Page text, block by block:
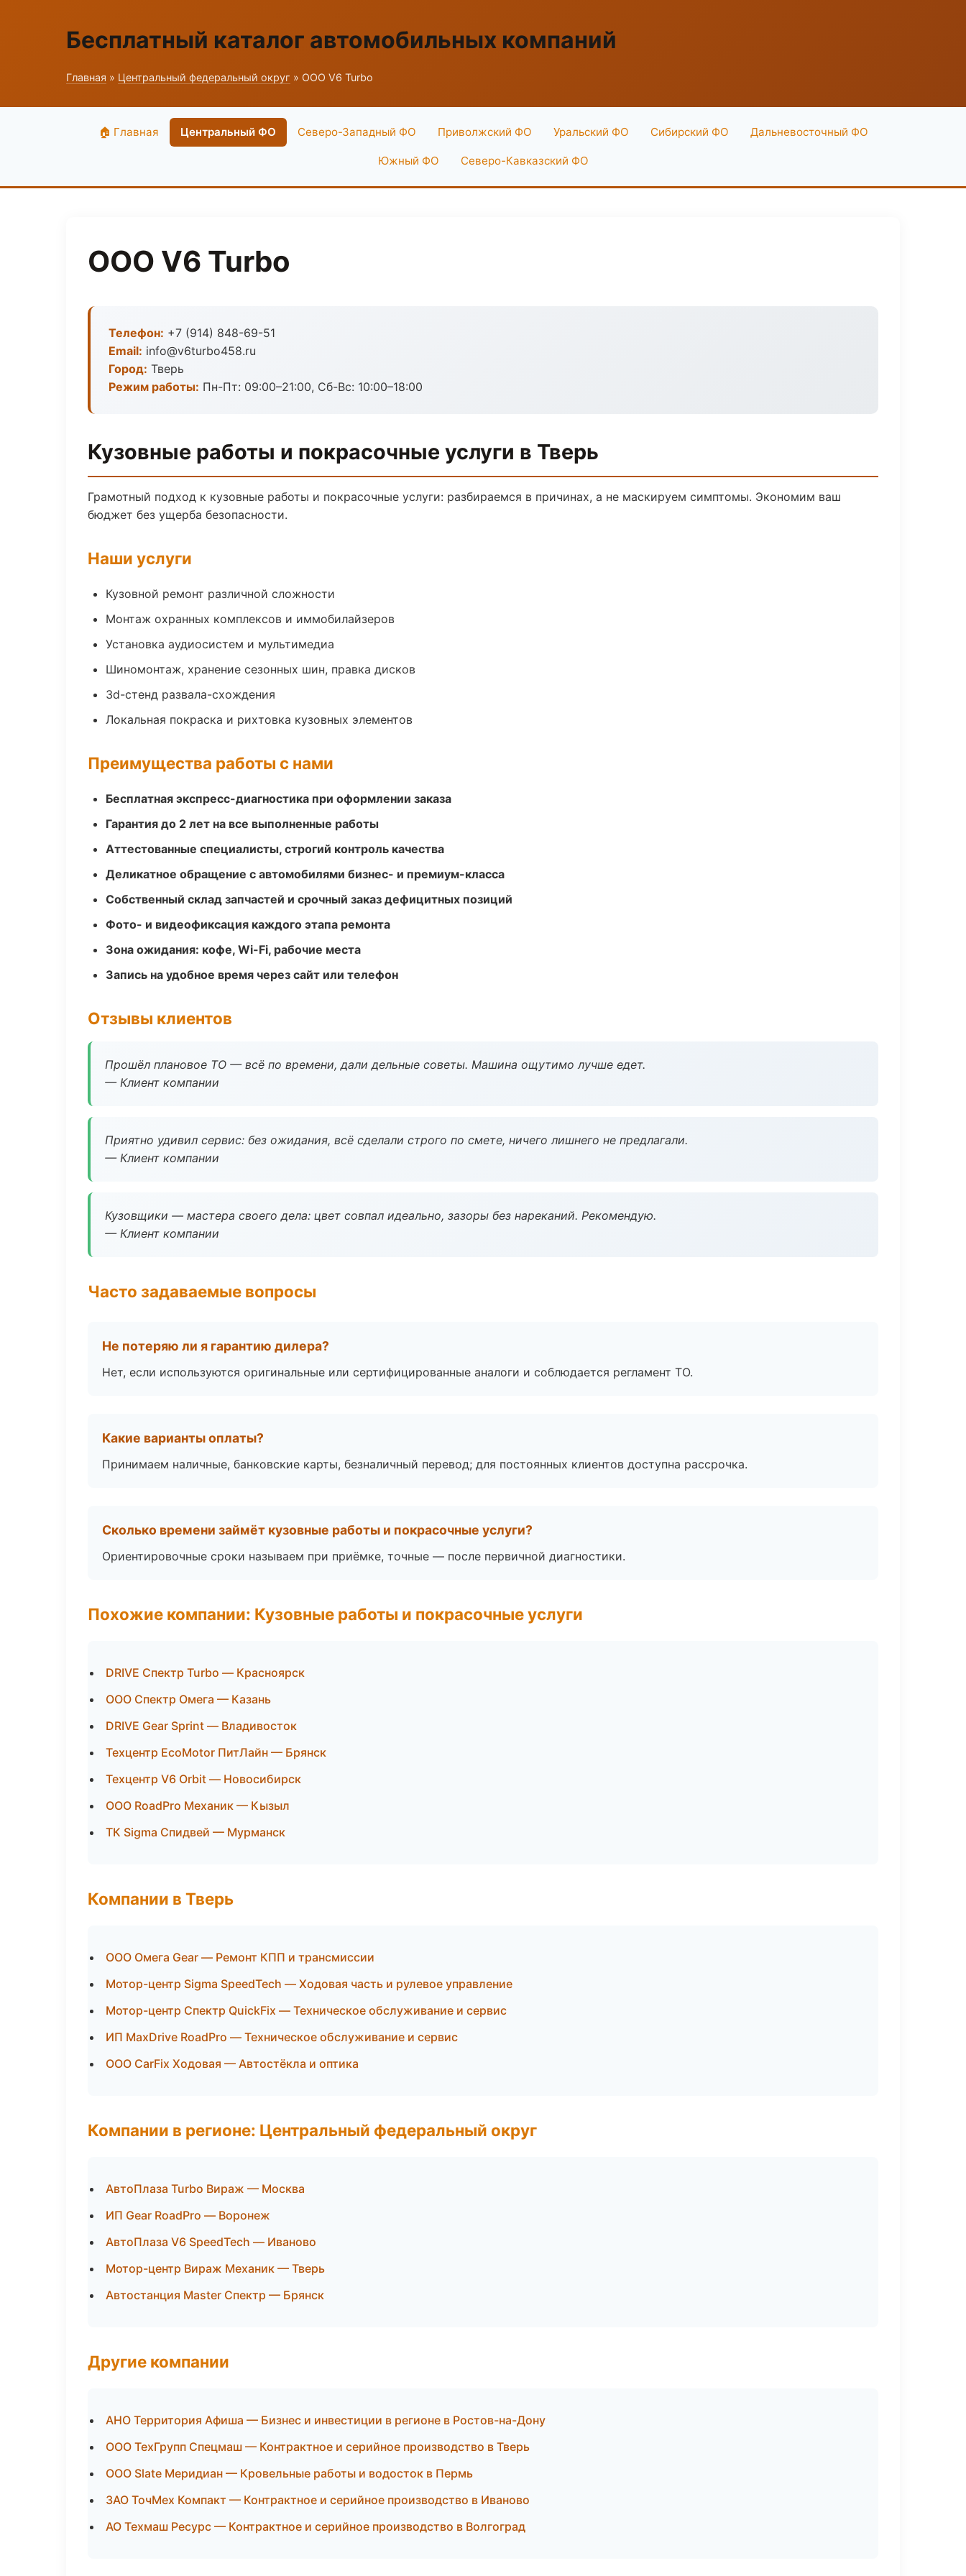
Бесплатный каталог автомобильных компаний
Главная » Центральный федеральный округ » ООО V6 Turbo
🏠 Главная Центральный ФО Северо-Западный ФО Приволжский ФО Уральский ФО Сибирский ФО Дальневосточный ФО
Южный ФО Северо-Кавказский ФО
ООО V6 Turbo
Телефон: +7 (914) 848-69-51
Email: info@v6turbo458.ru
Город: Тверь
Режим работы: Пн-Пт: 09:00–21:00, Сб-Вс: 10:00–18:00
Кузовные работы и покрасочные услуги в Тверь
Грамотный подход к кузовные работы и покрасочные услуги: разбираемся в причинах, а не маскируем симптомы. Экономим ваш
бюджет без ущерба безопасности.
Наши услуги
Кузовной ремонт различной сложности
Монтаж охранных комплексов и иммобилайзеров
Установка аудиосистем и мультимедиа
Шиномонтаж, хранение сезонных шин, правка дисков
3d-стенд развала-схождения
Локальная покраска и рихтовка кузовных элементов
Преимущества работы с нами
Бесплатная экспресс-диагностика при оформлении заказа
Гарантия до 2 лет на все выполненные работы
Аттестованные специалисты, строгий контроль качества
Деликатное обращение с автомобилями бизнес- и премиум-класса
Собственный склад запчастей и срочный заказ дефицитных позиций
Фото- и видеофиксация каждого этапа ремонта
Зона ожидания: кофе, Wi-Fi, рабочие места
Запись на удобное время через сайт или телефон
Отзывы клиентов
Прошёл плановое ТО — всё по времени, дали дельные советы. Машина ощутимо лучше едет.
— Клиент компании
Приятно удивил сервис: без ожидания, всё сделали строго по смете, ничего лишнего не предлагали.
— Клиент компании
Кузовщики — мастера своего дела: цвет совпал идеально, зазоры без нареканий. Рекомендую.
— Клиент компании
Часто задаваемые вопросы
Не потеряю ли я гарантию дилера?
Нет, если используются оригинальные или сертифицированные аналоги и соблюдается регламент ТО.
Какие варианты оплаты?
Принимаем наличные, банковские карты, безналичный перевод; для постоянных клиентов доступна рассрочка.
Сколько времени займёт кузовные работы и покрасочные услуги?
Ориентировочные сроки называем при приёмке, точные — после первичной диагностики.
Похожие компании: Кузовные работы и покрасочные услуги
DRIVE Спектр Turbo — Красноярск
ООО Спектр Омега — Казань
DRIVE Gear Sprint — Владивосток
Техцентр EcoMotor ПитЛайн — Брянск
Техцентр V6 Orbit — Новосибирск
ООО RoadPro Механик — Кызыл
ТК Sigma Спидвей — Мурманск
Компании в Тверь
ООО Омега Gear — Ремонт КПП и трансмиссии
Мотор-центр Sigma SpeedTech — Ходовая часть и рулевое управление
Мотор-центр Спектр QuickFix — Техническое обслуживание и сервис
ИП MaxDrive RoadPro — Техническое обслуживание и сервис
ООО CarFix Ходовая — Автостёкла и оптика
Компании в регионе: Центральный федеральный округ
АвтоПлаза Turbo Вираж — Москва
ИП Gear RoadPro — Воронеж
АвтоПлаза V6 SpeedTech — Иваново
Мотор-центр Вираж Механик — Тверь
Автостанция Master Спектр — Брянск
Другие компании
АНО Территория Афиша — Бизнес и инвестиции в регионе в Ростов-на-Дону
ООО ТехГрупп Спецмаш — Контрактное и серийное производство в Тверь
ООО Slate Меридиан — Кровельные работы и водосток в Пермь
ЗАО ТочМех Компакт — Контрактное и серийное производство в Иваново
АО Техмаш Ресурс — Контрактное и серийное производство в Волгоград